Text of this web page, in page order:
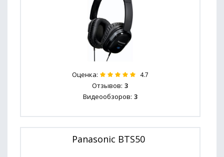
Оценка: 4.7
Отзывов: 3
Видеообзоров: 3
Panasonic BTS50